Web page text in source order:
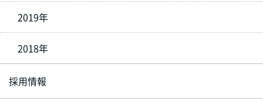
2019年
2018年
採用情報